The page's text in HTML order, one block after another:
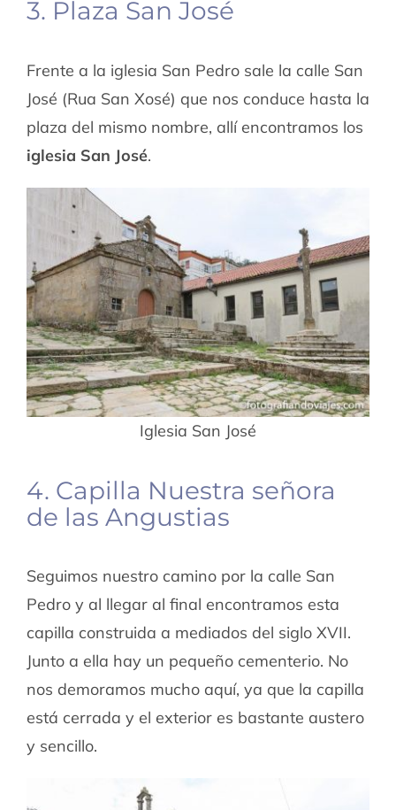
3. Plaza San José
Frente a la iglesia San Pedro sale la calle San
José (Rua San Xosé) que nos conduce hasta la
plaza del mismo nombre, allí encontramos los
iglesia San José.
Iglesia San José
4. Capilla Nuestra señora
de las Angustias
Seguimos nuestro camino por la calle San
Pedro y al llegar al final encontramos esta
capilla construida a mediados del siglo XVII.
Junto a ella hay un pequeño cementerio. No
nos demoramos mucho aquí, ya que la capilla
está cerrada y el exterior es bastante austero
y sencillo.